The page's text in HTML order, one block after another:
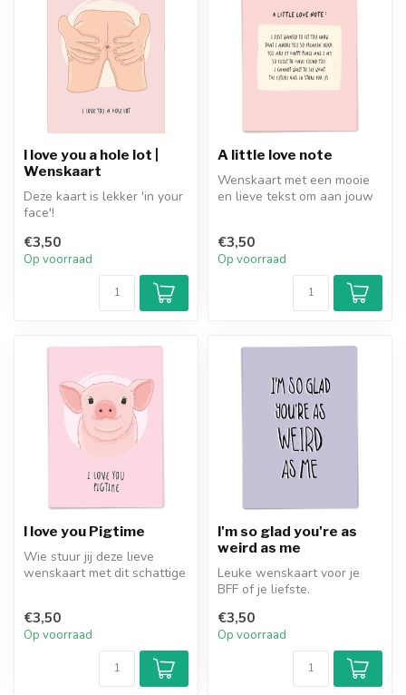
I love you a hole lot |
Wenskaart
Deze kaart is lekker 'in your
face'!
€3,50
Op voorraad
A little love note
Wenskaart met een mooie
en lieve tekst om aan jouw
€3,50
Op voorraad
I love you Pigtime
Wie stuur jij deze lieve
wenskaart met dit schattige
€3,50
Op voorraad
I'm so glad you're as
weird as me
Leuke wenskaart voor je
BFF of je liefste.
€3,50
Op voorraad